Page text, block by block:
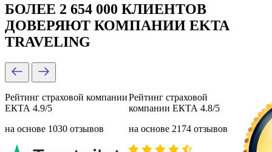
БОЛЕЕ 2 654 000 КЛИЕНТОВ
ДОВЕРЯЮТ КОМПАНИИ EKTA
TRAVELING
Рейтинг страховой компании
ЕКТА 4.9/5
на основе 1030 отзывов
Рейтинг страховой
компании ЕКТА 4.8/5
на основе 2174 отзывов